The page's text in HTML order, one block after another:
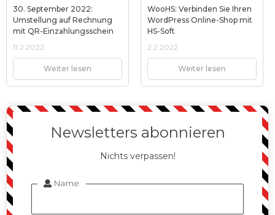
30. September 2022:
Umstellung auf Rechnung
mit QR-Einzahlungsschein
11.2.2022
Weiter lesen
WooHS: Verbinden Sie Ihren
WordPress Online-Shop mit
HS-Soft
2.2.2022
Weiter lesen
Newsletters abonnieren
Nichts verpassen!
 Name